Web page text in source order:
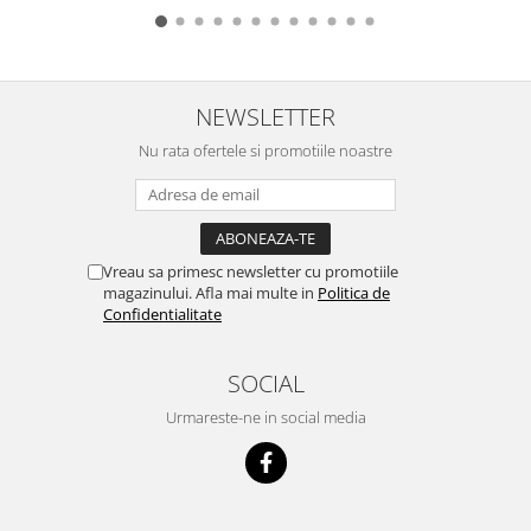
NEWSLETTER
Nu rata ofertele si promotiile noastre
Vreau sa primesc newsletter cu promotiile
magazinului. Afla mai multe in Politica de
Confidentialitate
SOCIAL
Urmareste-ne in social media